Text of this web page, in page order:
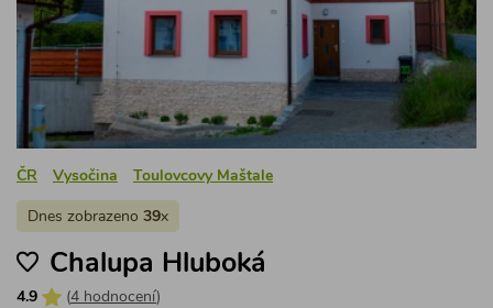
ČR Vysočina Toulovcovy Maštale
Dnes zobrazeno 39x
Chalupa Hluboká
4.9 (4 hodnocení)